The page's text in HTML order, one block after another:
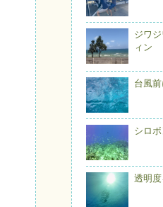
ジワ
ィン
台風
シロ
透明